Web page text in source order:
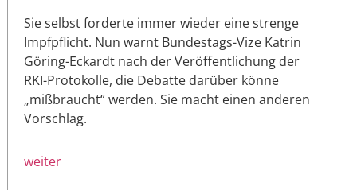
Sie selbst forderte immer wieder eine strenge
Impfpflicht. Nun warnt Bundestags-Vize Katrin
Göring-Eckardt nach der Veröffentlichung der
RKI-Protokolle, die Debatte darüber könne
„mißbraucht“ werden. Sie macht einen anderen
Vorschlag.
weiter